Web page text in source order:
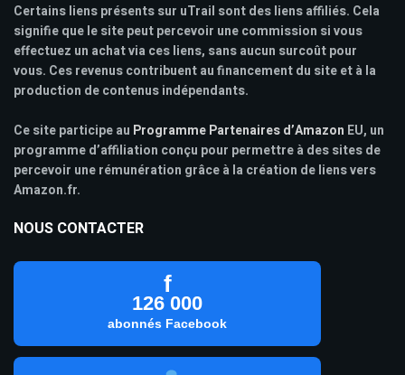
Certains liens présents sur uTrail sont des liens affiliés. Cela
signifie que le site peut percevoir une commission si vous
effectuez un achat via ces liens, sans aucun surcoût pour
vous. Ces revenus contribuent au financement du site et à la
production de contenus indépendants.
Ce site participe au Programme Partenaires d’Amazon EU, un
programme d’affiliation conçu pour permettre à des sites de
percevoir une rémunération grâce à la création de liens vers
Amazon.fr.
NOUS CONTACTER
f
126 000
abonnés Facebook